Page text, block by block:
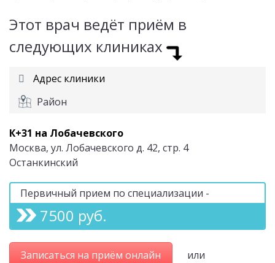
Этот врач ведёт приём в
следующих клиниках
Адрес клиники
Район
К+31 на Лобачевского
Москва, ул. Лобачевского д. 42, стр. 4
Останкинский
Первичный прием по специализации -
7500 руб.
Записаться на приём онлайн или